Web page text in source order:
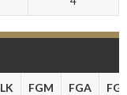
FGM FGA